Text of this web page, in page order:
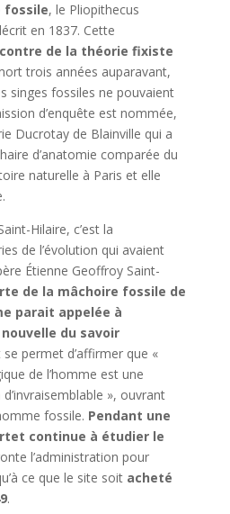
fossile, le Pliopithecus
en 1837. Cette
de la théorie fixiste
trois années auparavant,
singes fossiles ne pouvaient
d’enquête est nommée,
Ducrotay de Blainville qui a
d’anatomie comparée du
naturelle à Paris et elle
Hilaire, c’est la
de l’évolution qui avaient
Étienne Geoffroy Saint-
de la mâchoire fossile de
parait appelée à
du savoir
se permet d’affirmer que «
de l’homme est une
», ouvrant
fossile. Pendant une
continue à étudier le
l’administration pour
ce que le site soit acheté
.